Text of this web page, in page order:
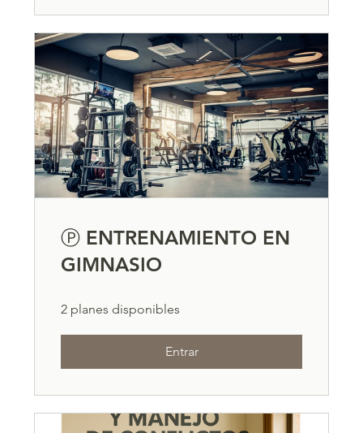
Ⓟ ENTRENAMIENTO EN
GIMNASIO
2 planes disponibles
Entrar